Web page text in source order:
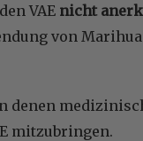
VAE nicht
von
denen
mitzubringen.